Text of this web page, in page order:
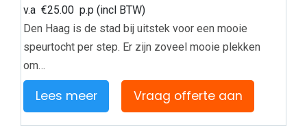
v.a€25.00 p.p (incl BTW)
Den Haag is de stad bij uitstek voor een mooie
speurtocht per step. Er zijn zoveel mooie plekken
om…
Lees meer Vraag offerte aan